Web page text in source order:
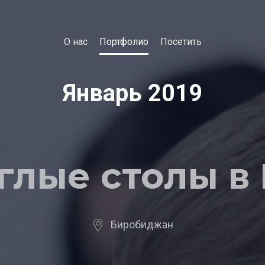
О нас Портфолио Посетить
Январь 2019
столы
Биробиджан